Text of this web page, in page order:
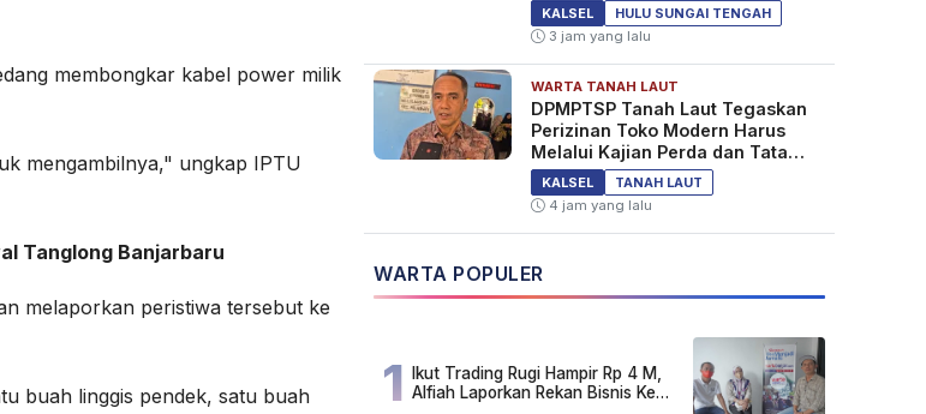
membongkar kabel power milik
mengambilnya," ungkap IPTU
Tanglong Banjarbaru
melaporkan peristiwa tersebut ke
buah linggis pendek, satu buah
KALSEL
HULU SUNGAI TENGAH
3 jam yang lalu
WARTA TANAH LAUT
DPMPTSP Tanah Laut Tegaskan
Perizinan Toko Modern Harus
Melalui Kajian Perda dan Tata
Ruang
KALSEL
TANAH LAUT
4 jam yang lalu
WARTA POPULER
1 Ikut Trading Rugi Hampir Rp 4 M,
Alfiah Laporkan Rekan Bisnis Ke